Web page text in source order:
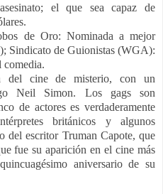
el que sea capaz de
de Oro: Nominada a mejor
Sindicato de Guionistas (WGA):
del cine de misterio, con un
Neil Simon. Los gags son
de actores es verdaderamente
británicos y algunos
del escritor Truman Capote, que
fue su aparición en el cine más
aniversario de su